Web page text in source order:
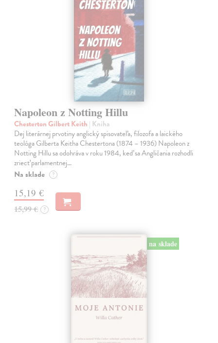
Napoleon z Notting Hillu
Chesterton Gilbert Keith | Kniha
Dej literárnej prvotiny anglický spisovateľa, filozofa a laického
teológa Gilberta Keitha Chestertona (1874 – 1936) Napoleon z
Notting Hillu sa odohráva v roku 1984, keď sa Angličania rozhodli
zriecť parlamentnej…
Na sklade ?
15,19 €
15,99 € ?
na sklade